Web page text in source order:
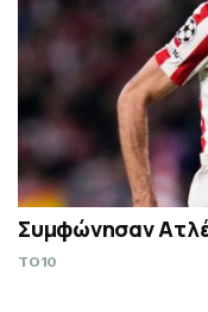
Συμφώνησαν
TO10